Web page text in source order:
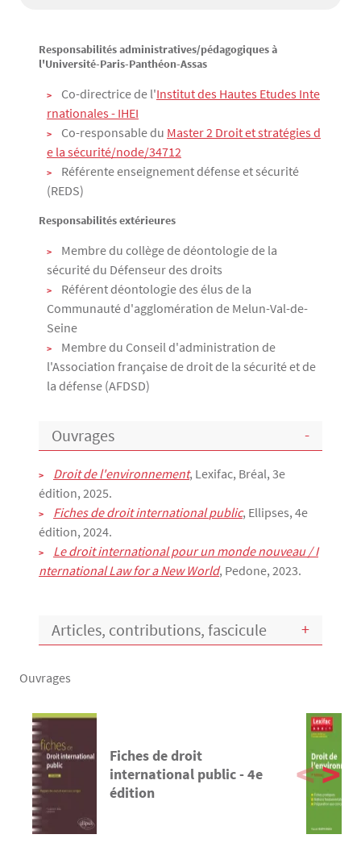
Texte
Responsabilités administratives/pédagogiques à
l'Université-Paris-Panthéon-Assas
Co-directrice de l'Institut des Hautes Etudes Inte
rnationales - IHEI
Co-responsable du Master 2 Droit et stratégies d
e la sécurité/node/34712
Référente enseignement défense et sécurité
(REDS)
Responsabilités extérieures
Membre du collège de déontologie de la
sécurité du Défenseur des droits
Référent déontologie des élus de la
Communauté d'agglomération de Melun-Val-de-
Seine
Membre du Conseil d'administration de
l'Association française de droit de la sécurité et de
la défense (AFDSD)
Ouvrages
Droit de l'environnement, Lexifac, Bréal, 3e
édition, 2025.
Fiches de droit international public, Ellipses, 4e
édition, 2024.
Le droit international pour un monde nouveau / I
nternational Law for a New World, Pedone, 2023.
Articles, contributions, fascicule
Ouvrages
Fiches de droit
international public - 4e
édition